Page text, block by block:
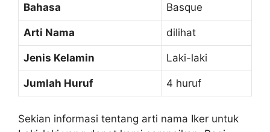
Bahasa Basque
Arti Nama dilihat
Jenis Kelamin Laki-laki
Jumlah Huruf 4 huruf
Sekian informasi tentang arti nama Iker untuk